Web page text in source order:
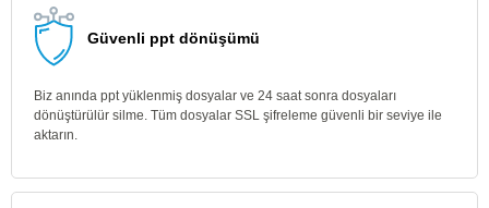
Güvenli ppt dönüşümü
Biz anında ppt yüklenmiş dosyalar ve 24 saat sonra dosyaları
dönüştürülür silme. Tüm dosyalar SSL şifreleme güvenli bir seviye ile
aktarın.